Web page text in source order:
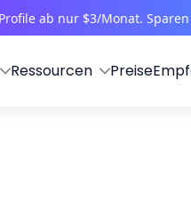
ab nur $3/Monat.
Ressourcen Preise